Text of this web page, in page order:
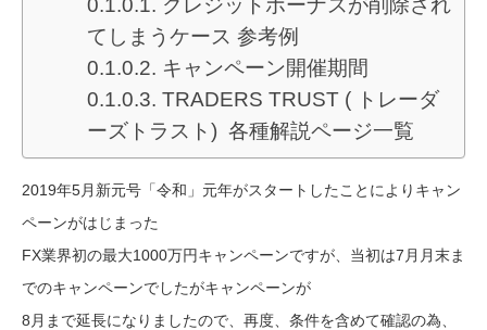
クレジットボーナスが削除され
てしまうケース 参考例
キャンペーン開催期間
TRADERS TRUST ( トレーダ
ーズトラスト) 各種解説ページ一覧
2019年5月新元号「令和」元年がスタートしたことによりキャン
ペーンがはじまった
FX業界初の最大1000万円キャンペーンですが、当初は7月月末ま
でのキャンペーンでしたがキャンペーンが
8月まで延長になりましたので、再度、条件を含めて確認の為、